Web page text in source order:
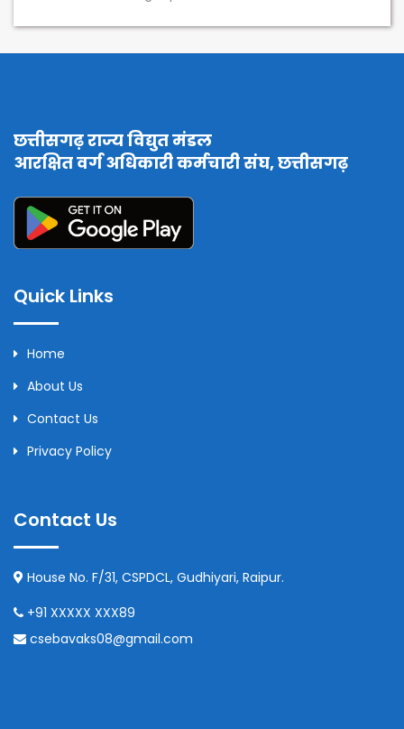
छत्तीसगढ़ राज्य विद्युत मंडल
आरक्षित वर्ग अधिकारी कर्मचारी संघ, छत्तीसगढ़
Quick Links
Home
About Us
Contact Us
Privacy Policy
Contact Us
House No. F/31, CSPDCL, Gudhiyari, Raipur.
+91 XXXXX XXX89
csebavaks08@gmail.com